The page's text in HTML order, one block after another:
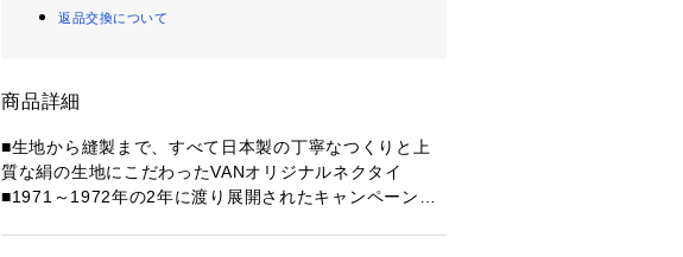
返品交換について
商品詳細
■生地から縫製まで、すべて日本製の丁寧なつくりと上
質な絹の生地にこだわったVANオリジナルネクタイ
■1971～1972年の2年に渡り展開されたキャンペーン